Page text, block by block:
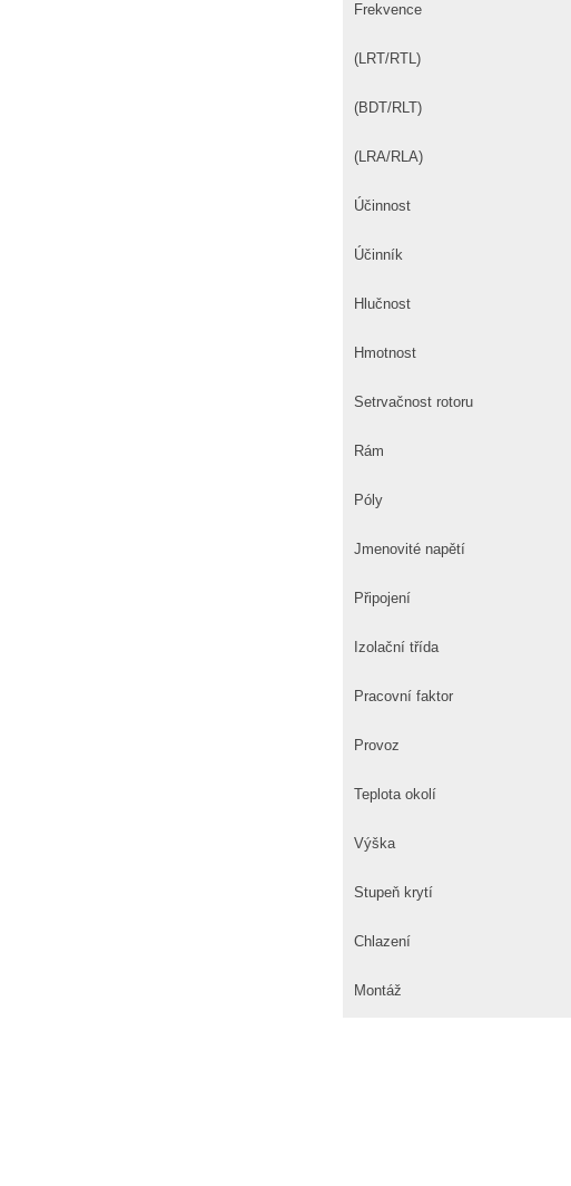
Frekvence
(LRT/RTL)
(BDT/RLT)
(LRA/RLA)
Účinnost
Účinník
Hlučnost
Hmotnost
Setrvačnost rotoru
Rám
Póly
Jmenovité napětí
Připojení
Izolační třída
Pracovní faktor
Provoz
Teplota okolí
Výška
Stupeň krytí
Chlazení
Montáž